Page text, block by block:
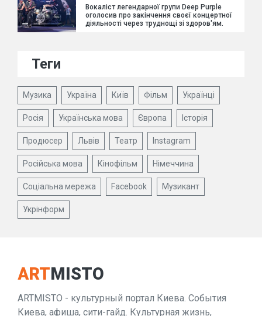
Вокаліст легендарної групи Deep Purple
оголосив про закінчення своєї концертної
діяльності через труднощі зі здоров'ям.
Теги
Музика Україна Київ Фільм Українці
Росія Українська мова Європа Історія
Продюсер Львів Театр Instagram
Російська мова Кінофільм Німеччина
Соціальна мережа Facebook Музикант
Укрінформ
ARTMISTO
ARTMISTO - культурный портал Киева. События
Киева, афиша, сити-гайд. Культурная жизнь,